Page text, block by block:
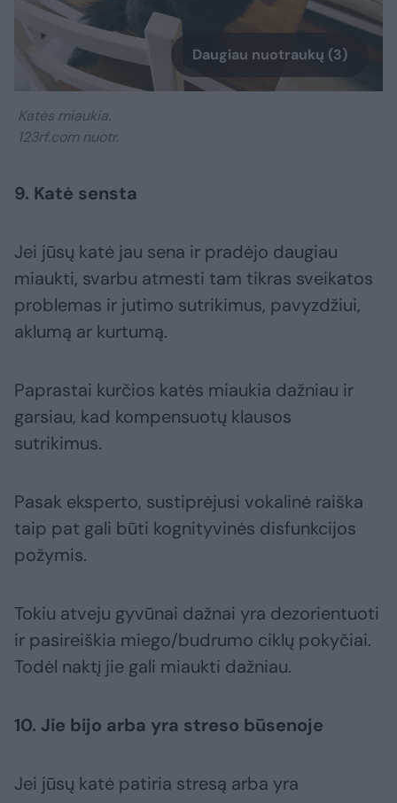
Daugiau nuotraukų (3)
Katės miaukia.
123rf.com nuotr.
9. Katė sensta
Jei jūsų katė jau sena ir pradėjo daugiau
miaukti, svarbu atmesti tam tikras sveikatos
problemas ir jutimo sutrikimus, pavyzdžiui,
aklumą ar kurtumą.
Paprastai kurčios katės miaukia dažniau ir
garsiau, kad kompensuotų klausos
sutrikimus.
Pasak eksperto, sustiprėjusi vokalinė raiška
taip pat gali būti kognityvinės disfunkcijos
požymis.
Tokiu atveju gyvūnai dažnai yra dezorientuoti
ir pasireiškia miego/budrumo ciklų pokyčiai.
Todėl naktį jie gali miaukti dažniau.
10. Jie bijo arba yra streso būsenoje
Jei jūsų katė patiria stresą arba yra